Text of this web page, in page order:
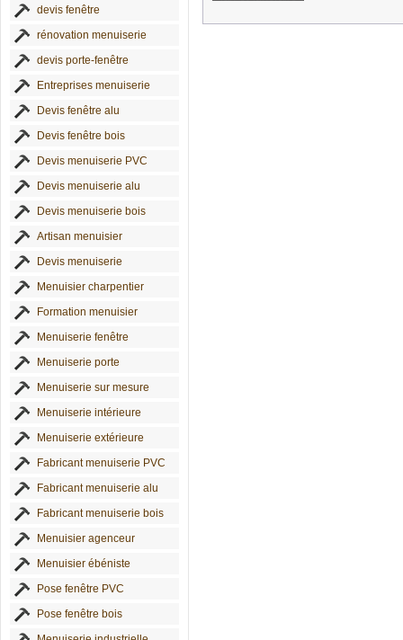
devis fenêtre
rénovation menuiserie
devis porte-fenêtre
Entreprises menuiserie
Devis fenêtre alu
Devis fenêtre bois
Devis menuiserie PVC
Devis menuiserie alu
Devis menuiserie bois
Artisan menuisier
Devis menuiserie
Menuisier charpentier
Formation menuisier
Menuiserie fenêtre
Menuiserie porte
Menuiserie sur mesure
Menuiserie intérieure
Menuiserie extérieure
Fabricant menuiserie PVC
Fabricant menuiserie alu
Fabricant menuiserie bois
Menuisier agenceur
Menuisier ébéniste
Pose fenêtre PVC
Pose fenêtre bois